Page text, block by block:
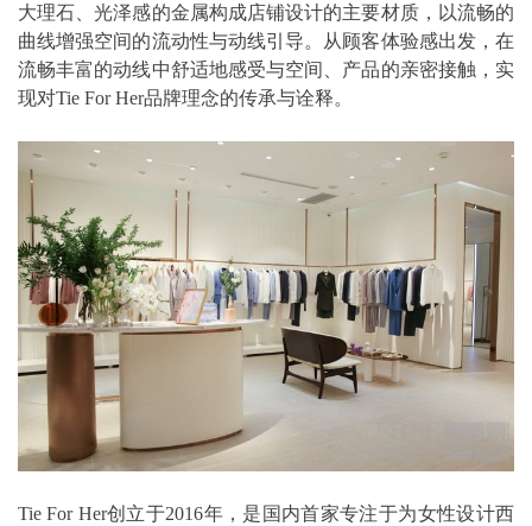
大理石、光泽感的金属构成店铺设计的主要材质，以流畅的
曲线增强空间的流动性与动线引导。从顾客体验感出发，在
流畅丰富的动线中舒适地感受与空间、产品的亲密接触，实
现对Tie For Her品牌理念的传承与诠释。
Tie For Her创立于2016年，是国内首家专注于为女性设计西